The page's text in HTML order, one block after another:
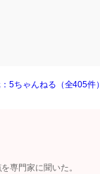
5ちゃんねる（全405件）
専門家に聞いた。